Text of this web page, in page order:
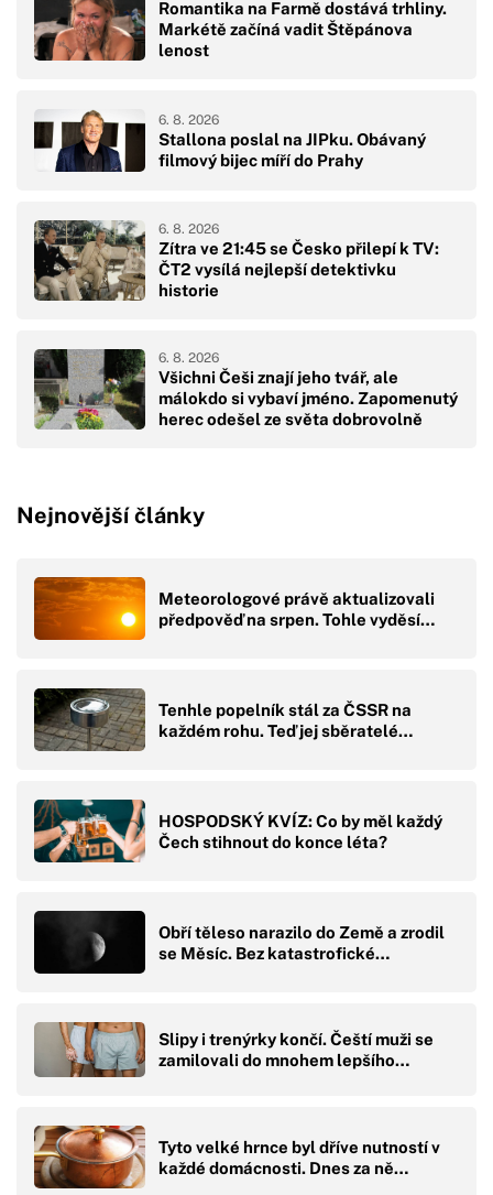
Romantika na Farmě dostává trhliny.
Markétě začíná vadit Štěpánova
lenost
Stallona poslal na JIPku. Obávaný
filmový bijec míří do Prahy
6. 8. 2026
Zítra ve 21:45 se Česko přilepí k TV:
ČT2 vysílá nejlepší detektivku
historie
6. 8. 2026
Všichni Češi znají jeho tvář, ale
málokdo si vybaví jméno. Zapomenutý
herec odešel ze světa dobrovolně
6. 8. 2026
Nejnovější články
Meteorologové právě aktualizovali
předpověď na srpen. Tohle vyděsí…
Tenhle popelník stál za ČSSR na
každém rohu. Teď jej sběratelé…
HOSPODSKÝ KVÍZ: Co by měl každý
Čech stihnout do konce léta?
Obří těleso narazilo do Země a zrodil
se Měsíc. Bez katastrofické…
Slipy i trenýrky končí. Čeští muži se
zamilovali do mnohem lepšího…
Tyto velké hrnce byl dříve nutností v
každé domácnosti. Dnes za ně…